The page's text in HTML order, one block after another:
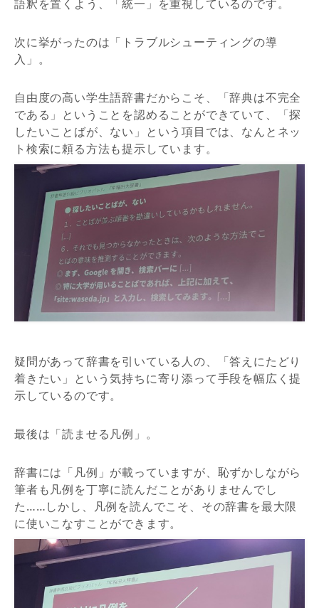
語釈を置くよう、「統一」を重視しているのです。
次に挙がったのは「トラブルシューティングの導
入」。
自由度の高い学生語辞書だからこそ、「辞典は不完全
である」ということを認めることができていて、「探
したいことばが、ない」という項目では、なんとネッ
ト検索に頼る方法も提示しています。
疑問があって辞書を引いている人の、「答えにたどり
着きたい」という気持ちに寄り添って手段を幅広く提
示しているのです。
最後は「読ませる凡例」。
辞書には「凡例」が載っていますが、恥ずかしながら
筆者も凡例を丁寧に読んだことがありませんでし
た……しかし、凡例を読んでこそ、その辞書を最大限
に使いこなすことができます。